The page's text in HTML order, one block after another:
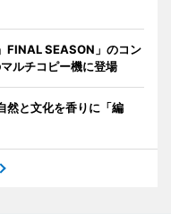
FINAL SEASON」のコン
ルチコピー機に登場
然と文化を香りに「編